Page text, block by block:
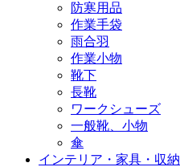
防寒用品
作業手袋
雨合羽
作業小物
靴下
長靴
ワークシューズ
一般靴、小物
傘
インテリア・家具・収納